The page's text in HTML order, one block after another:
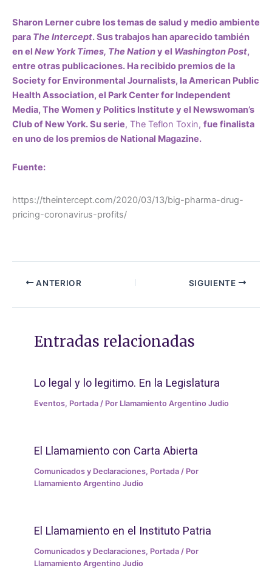
Sharon Lerner cubre los temas de salud y medio ambiente
para The Intercept. Sus trabajos han aparecido también
en el New York Times, The Nationy el Washington Post,
entre otras publicaciones. Ha recibido premios de la
Society for Environmental Journalists, la American Public
Health Association, el Park Center for Independent
Media, The Women y Politics Institute y el Newswoman’s
Club of New York.Su serie, The Teflon Toxin, fue finalista
en uno de los premios de National Magazine.
Fuente:
https://theintercept.com/2020/03/13/big-pharma-drug-
pricing-coronavirus-profits/
ANTERIOR SIGUIENTE
Entradas relacionadas
Lo legal y lo legitimo. En la Legislatura
Eventos, Portada / Por Llamamiento Argentino Judio
El Llamamiento con Carta Abierta
Comunicados y Declaraciones, Portada / Por
Llamamiento Argentino Judio
El Llamamiento en el Instituto Patria
Comunicados y Declaraciones, Portada / Por
Llamamiento Argentino Judio